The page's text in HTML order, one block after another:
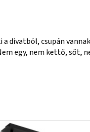
a divatból, csupán
egy, nem kettő,